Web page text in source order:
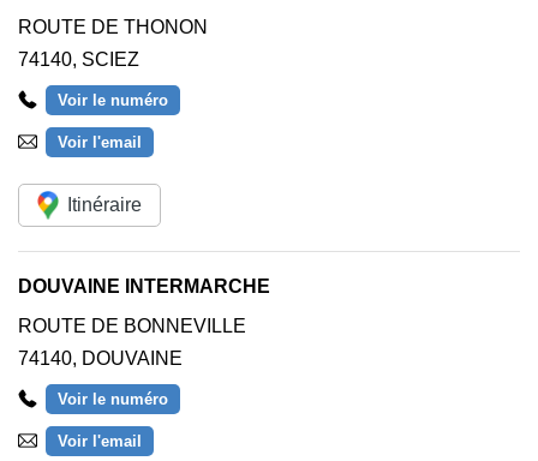
ROUTE DE THONON
74140, SCIEZ
Voir le numéro
Voir l'email
Itinéraire
DOUVAINE INTERMARCHE
ROUTE DE BONNEVILLE
74140, DOUVAINE
Voir le numéro
Voir l'email